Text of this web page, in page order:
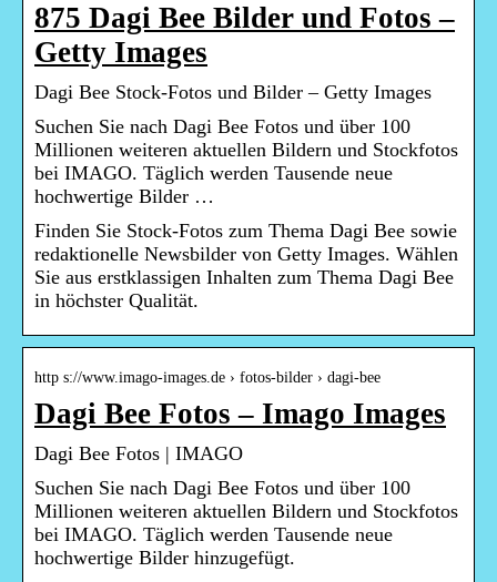
875 Dagi Bee Bilder und Fotos –
Getty Images
Dagi Bee Stock-Fotos und Bilder – Getty Images
Suchen Sie nach Dagi Bee Fotos und über 100
Millionen weiteren aktuellen Bildern und Stockfotos
bei IMAGO. Täglich werden Tausende neue
hochwertige Bilder …
Finden Sie Stock-Fotos zum Thema Dagi Bee sowie
redaktionelle Newsbilder von Getty Images. Wählen
Sie aus erstklassigen Inhalten zum Thema Dagi Bee
in höchster Qualität.
http s://www.imago-images.de › fotos-bilder › dagi-bee
Dagi Bee Fotos – Imago Images
Dagi Bee Fotos | IMAGO
Suchen Sie nach Dagi Bee Fotos und über 100
Millionen weiteren aktuellen Bildern und Stockfotos
bei IMAGO. Täglich werden Tausende neue
hochwertige Bilder hinzugefügt.